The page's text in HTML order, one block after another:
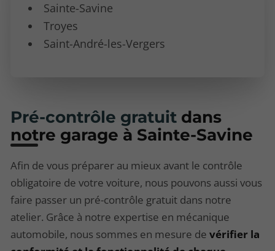
Sainte-Savine
Troyes
Saint-André-les-Vergers
Pré-contrôle gratuit dans
notre garage à Sainte-Savine
Afin de vous préparer au mieux avant le contrôle
obligatoire de votre voiture, nous pouvons aussi vous
faire passer un pré-contrôle gratuit dans notre
atelier. Grâce à notre expertise en mécanique
automobile, nous sommes en mesure devérifier la